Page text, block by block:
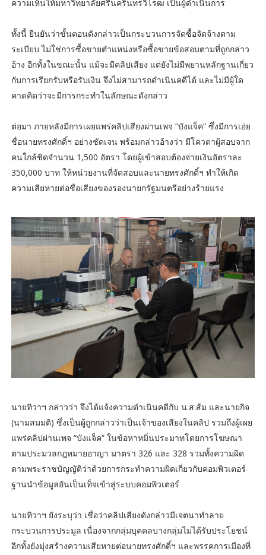
ความเห็นให้มหาวิทยาลัยศรีนครินทรวิโรฒ เป็นผู้ดำเนินการ
ทั้งนี้ ยืนยันว่าขั้นตอนดังกล่าวเป็นกระบวนการจัดซื้อจัดจ้างตาม
ระเบียบ ไม่ใช่การซื้อขายตำแหน่งหรือซื้อขายข้อสอบตามที่ถูกกล่าว
อ้าง อีกทั้งในขณะนั้น แม้จะมีคลิปเสียง แต่ยังไม่มีพยานหลักฐานเกี่ยว
กับการเรียกรับหรือรับเงิน จึงไม่สามารถดำเนินคดีได้ และไม่มีผู้ใด
คาดคิดว่าจะมีการกระทำในลักษณะดังกล่าว
ต่อมา ภายหลังมีการเผยแพร่คลิปเสียงผ่านเพจ “บังแจ็ค” ซึ่งมีการเอ่ย
ชื่อนายทรงศักดิ์ฯ อย่างชัดเจน พร้อมกล่าวอ้างว่า มีโควตาผู้สอบจาก
คนใกล้ชิดจำนวน 1,500 อัตรา โดยผู้เข้าสอบต้องจ่ายเงินอัตราละ
350,000 บาท ให้หน่วยงานที่จัดสอบและนายทรงศักดิ์ฯ ทำให้เกิด
ความเสียหายต่อชื่อเสียงของรองนายกรัฐมนตรีอย่างร้ายแรง
นายทิวาฯ กล่าวว่า จึงได้แจ้งความดำเนินคดีกับ น.ส.ส้ม และนายกิจ
(นามสมมติ) ซึ่งเป็นผู้ถูกกล่าวว่าเป็นเจ้าของเสียงในคลิป รวมถึงผู้เผย
แพร่คลิปผ่านเพจ “บังแจ็ค” ในข้อหาหมิ่นประมาทโดยการโฆษณา
ตามประมวลกฎหมายอาญา มาตรา 326 และ 328 รวมทั้งความผิด
ตามพระราชบัญญัติว่าด้วยการกระทำความผิดเกี่ยวกับคอมพิวเตอร์
ฐานนำข้อมูลอันเป็นเท็จเข้าสู่ระบบคอมพิวเตอร์
นายทิวาฯ ยังระบุว่า เชื่อว่าคลิปเสียงดังกล่าวมีเจตนาทำลาย
กระบวนการประมูล เนื่องจากกลุ่มบุคคลบางกลุ่มไม่ได้รับประโยชน์
อีกทั้งยังมุ่งสร้างความเสียหายต่อนายทรงศักดิ์ฯ และพรรคการเมืองที่